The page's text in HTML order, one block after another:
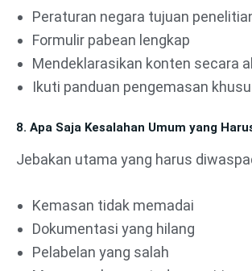
Peraturan negara tujuan
Formulir pabean lengkap
Mendeklarasikan konten secara
Ikuti panduan pengemasan
8. Apa Saja Kesalahan Umum yang
Jebakan utama yang harus
Kemasan tidak memadai
Dokumentasi yang hilang
Pelabelan yang salah